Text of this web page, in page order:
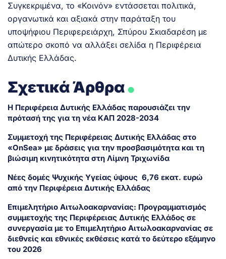
Συγκεκριμένα, το «Κοινόν» εντάσσεται πολιτικά,
οργανωτικά και αξιακά στην παράταξη του
υποψήφιου Περιφερειάρχη, Σπύρου Σκιαδαρέση με
απώτερο σκοπό να αλλάξει σελίδα η Περιφέρεια
Δυτικής Ελλάδας.
Σχετικά Άρθρα.
Η Περιφέρεια Δυτικής Ελλάδας παρουσιάζει την
πρότασή της για τη νέα ΚΑΠ 2028-2034
Συμμετοχή της Περιφέρειας Δυτικής Ελλάδας στο
«OnSea» με δράσεις για την προσβασιμότητα και τη
βιώσιμη κινητικότητα στη Λίμνη Τριχωνίδα
Νέες δομές Ψυχικής Υγείας ύψους 6,76 εκατ. ευρώ
από την Περιφέρεια Δυτικής Ελλάδας
Επιμελητήριο Αιτωλοακαρνανίας: Προγραμματισμός
συμμετοχής της Περιφέρειας Δυτικής Ελλάδος σε
συνεργασία με το Επιμελητήριο Αιτωλοακαρνανίας σε
διεθνείς και εθνικές εκθέσεις κατά το δεύτερο εξάμηνο
του 2026